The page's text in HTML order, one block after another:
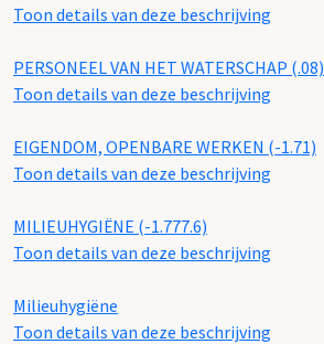
Toon details van deze beschrijving
PERSONEEL VAN HET WATERSCHAP (.08)
Toon details van deze beschrijving
EIGENDOM, OPENBARE WERKEN (-1.71)
Toon details van deze beschrijving
MILIEUHYGIËNE (-1.777.6)
Toon details van deze beschrijving
Milieuhygiëne
Toon details van deze beschrijving